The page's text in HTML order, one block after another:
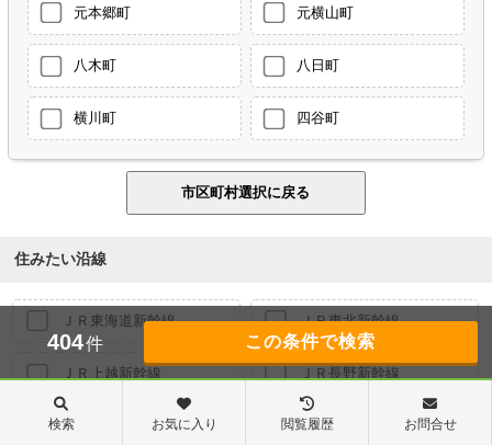
元本郷町 元横山町
八木町 八日町
横川町 四谷町
住みたい沿線
ＪＲ東海道新幹線 ＪＲ東北新幹線
ＪＲ上越新幹線 ＪＲ長野新幹線
ＪＲ東海道本線 ＪＲ山手線
404件
検索 お気に入り 閲覧履歴 お問合せ